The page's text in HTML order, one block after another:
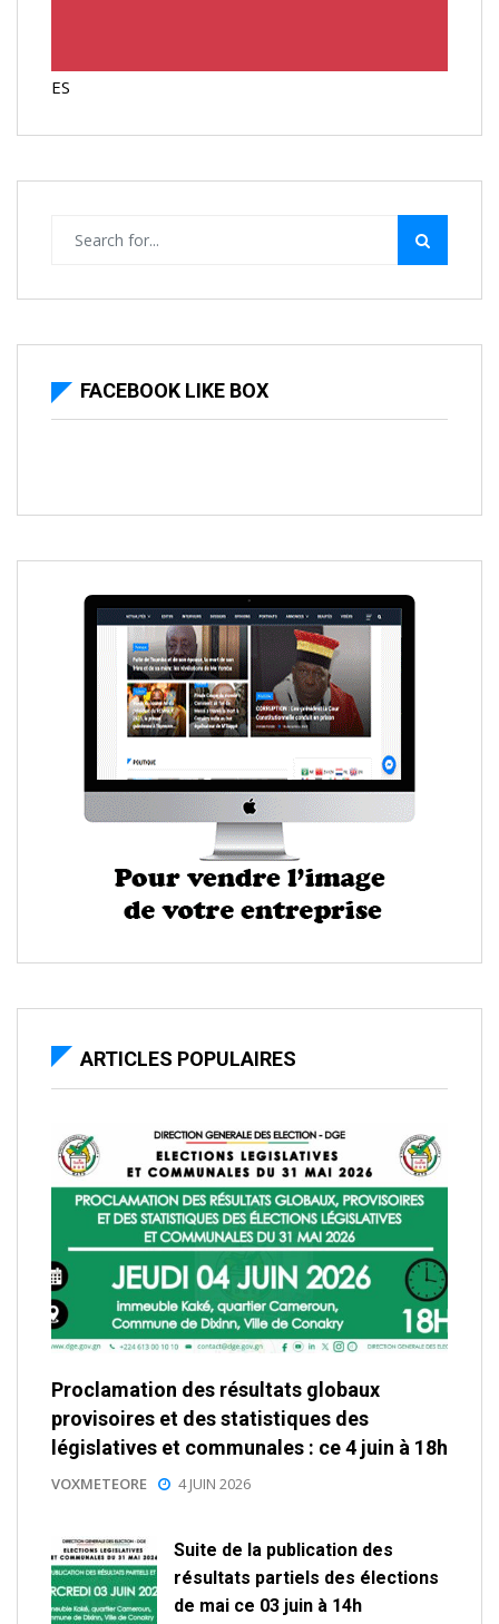
ES
FACEBOOK LIKE BOX
ARTICLES POPULAIRES
Proclamation des résultats globaux
provisoires et des statistiques des
législatives et communales : ce 4 juin à 18h
VOXMETEORE 4 JUIN 2026
Suite de la publication des
résultats partiels des élections
de mai ce 03 juin à 14h